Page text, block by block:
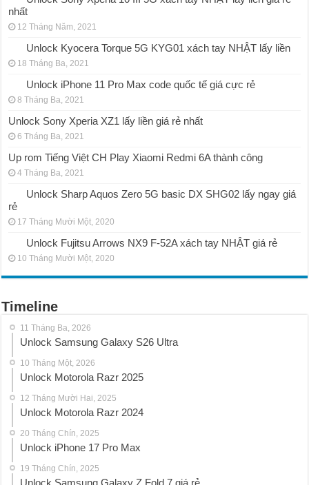
nhất
12 Tháng Năm, 2021
Unlock Kyocera Torque 5G KYG01 xách tay NHẬT lấy liền
18 Tháng Ba, 2021
Unlock iPhone 11 Pro Max code quốc tế giá cực rẻ
8 Tháng Ba, 2021
Unlock Sony Xperia XZ1 lấy liền giá rẻ nhất
6 Tháng Ba, 2021
Up rom Tiếng Việt CH Play Xiaomi Redmi 6A thành công
4 Tháng Ba, 2021
Unlock Sharp Aquos Zero 5G basic DX SHG02 lấy ngay giá
rẻ
17 Tháng Mười Một, 2020
Unlock Fujitsu Arrows NX9 F-52A xách tay NHẬT giá rẻ
10 Tháng Mười Một, 2020
Timeline
11 Tháng Ba, 2026
Unlock Samsung Galaxy S26 Ultra
10 Tháng Một, 2026
Unlock Motorola Razr 2025
12 Tháng Mười Hai, 2025
Unlock Motorola Razr 2024
20 Tháng Chín, 2025
Unlock iPhone 17 Pro Max
19 Tháng Chín, 2025
Unlock Samsung Galaxy Z Fold 7 giá rẻ